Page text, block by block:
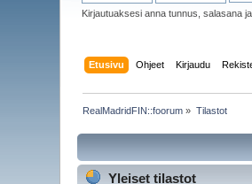
Kirjautuaksesi anna tunnus, salasana
Etusivu Ohjeet Kirjaudu
RealMadridFIN::foorum » Tilastot
Yleiset tilastot